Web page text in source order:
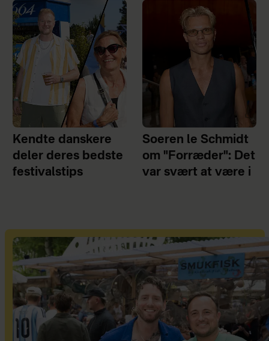
Kendte danskere
deler deres bedste
festivalstips
Soeren le Schmidt
om "Forræder": Det
var svært at være i